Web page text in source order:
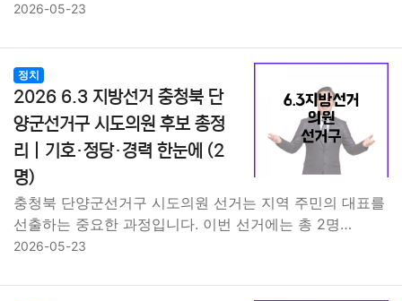
2026-05-23
정치
2026 6.3 지방선거 충청북 단
양군선거구 시도의원 후보 총정
리｜기호·정당·경력 한눈에 (2
명)
충청북 단양군선거구 시도의원 선거는 지역 주민의 대표를
선출하는 중요한 과정입니다. 이번 선거에는 총 2명…
2026-05-23